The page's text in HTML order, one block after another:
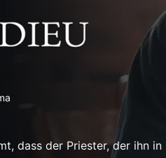
dass der Priester, der ihn in